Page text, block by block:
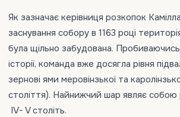
Як зазначає керівниця розкопок
заснування собору в 1163 році
була щільно забудована.
історії, команда вже досягла рівня
зернові ями меровінзької та
століття). Найнижчий шар являє собою
IV- V століть.